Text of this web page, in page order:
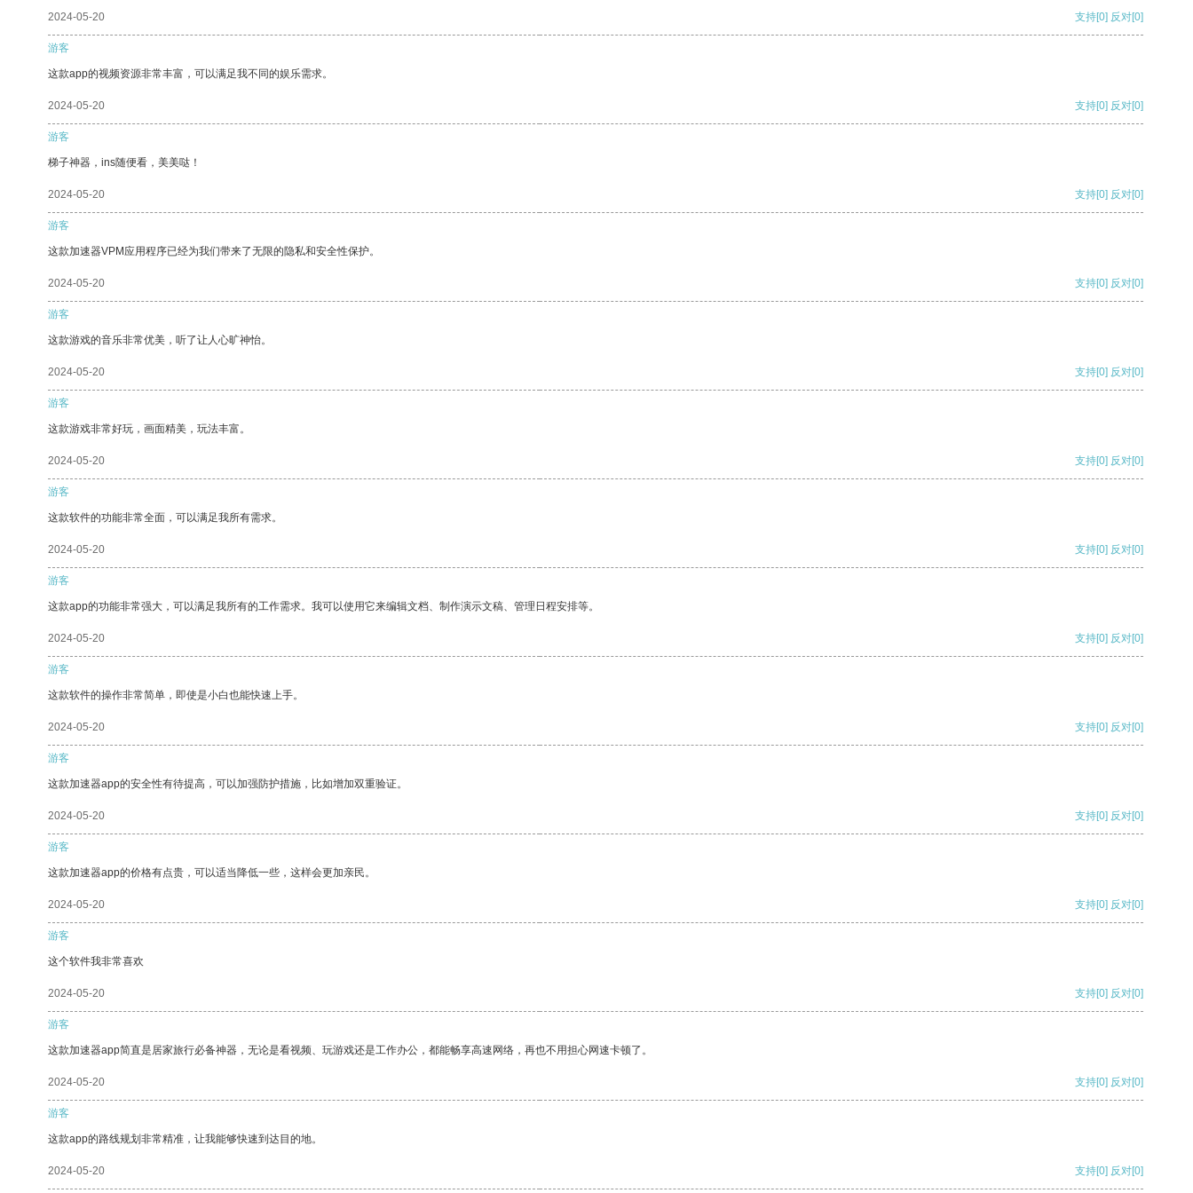
2024-05-20 支持[0] 反对[0]
游客
这款app的视频资源非常丰富，可以满足我不同的娱乐需求。
2024-05-20 支持[0] 反对[0]
游客
梯子神器，ins随便看，美美哒！
2024-05-20 支持[0] 反对[0]
游客
这款加速器VPM应用程序已经为我们带来了无限的隐私和安全性保护。
2024-05-20 支持[0] 反对[0]
游客
这款游戏的音乐非常优美，听了让人心旷神怡。
2024-05-20 支持[0] 反对[0]
游客
这款游戏非常好玩，画面精美，玩法丰富。
2024-05-20 支持[0] 反对[0]
游客
这款软件的功能非常全面，可以满足我所有需求。
2024-05-20 支持[0] 反对[0]
游客
这款app的功能非常强大，可以满足我所有的工作需求。我可以使用它来编辑文档、制作演示文稿、管理日程安排等。
2024-05-20 支持[0] 反对[0]
游客
这款软件的操作非常简单，即使是小白也能快速上手。
2024-05-20 支持[0] 反对[0]
游客
这款加速器app的安全性有待提高，可以加强防护措施，比如增加双重验证。
2024-05-20 支持[0] 反对[0]
游客
这款加速器app的价格有点贵，可以适当降低一些，这样会更加亲民。
2024-05-20 支持[0] 反对[0]
游客
这个软件我非常喜欢
2024-05-20 支持[0] 反对[0]
游客
这款加速器app简直是居家旅行必备神器，无论是看视频、玩游戏还是工作办公，都能畅享高速网络，再也不用担心网速卡顿了。
2024-05-20 支持[0] 反对[0]
游客
这款app的路线规划非常精准，让我能够快速到达目的地。
2024-05-20 支持[0] 反对[0]